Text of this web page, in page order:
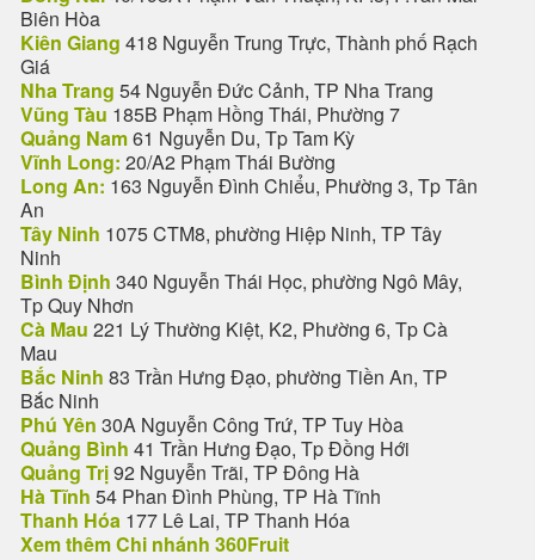
Biên Hòa
Kiên Giang 418 Nguyễn Trung Trực, Thành phố Rạch
Giá
Nha Trang 54 Nguyễn Đức Cảnh, TP Nha Trang
Vũng Tàu 185B Phạm Hồng Thái, Phường 7
Quảng Nam61 Nguyễn Du, Tp Tam Kỳ
Vĩnh Long: 20/A2 Phạm Thái Bường
Long An: 163 Nguyễn Đình Chiểu, Phường 3, Tp Tân
An
Tây Ninh 1075 CTM8, phường Hiệp Ninh, TP Tây
Ninh
Bình Định 340 Nguyễn Thái Học, phường Ngô Mây,
Tp Quy Nhơn
Cà Mau 221 Lý Thường Kiệt, K2, Phường 6, Tp Cà
Mau
Bắc Ninh 83 Trần Hưng Đạo, phường Tiền An, TP
Bắc Ninh
Phú Yên 30A Nguyễn Công Trứ, TP Tuy Hòa
Quảng Bình 41 Trần Hưng Đạo, Tp Đồng Hới
Quảng Trị92 Nguyễn Trãi, TP Đông Hà
Hà Tĩnh 54 Phan Đình Phùng, TP Hà Tĩnh
Thanh Hóa 177 Lê Lai, TP Thanh Hóa
Xem thêm Chi nhánh 360Fruit